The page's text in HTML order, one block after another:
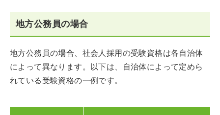
地方公務員の場合
地方公務員の場合、社会人採用の受験資格は各自治体
によって異なります。以下は、自治体によって定めら
れている受験資格の一例です。